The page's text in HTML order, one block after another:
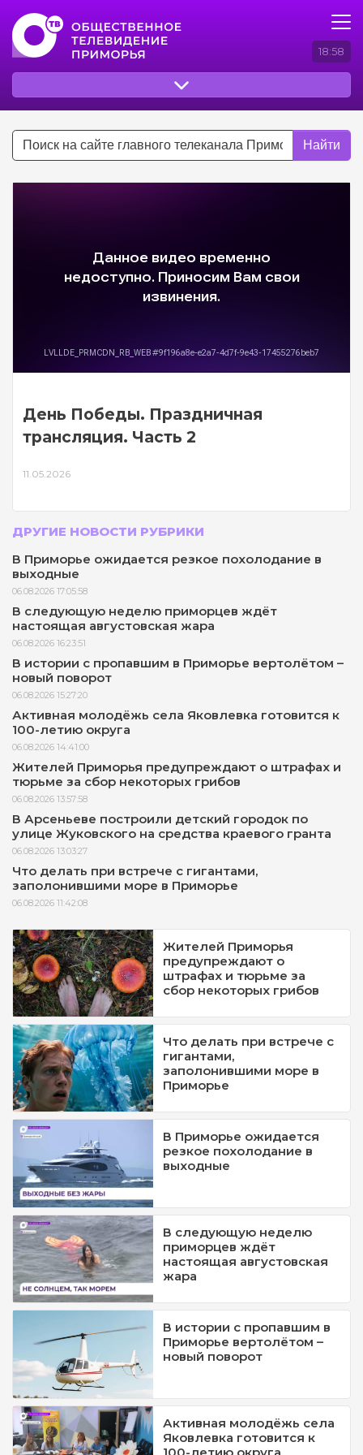
18:58
Найти
День Победы. Праздничная
трансляция. Часть 2
11.05.2026
ДРУГИЕ НОВОСТИ РУБРИКИ
В Приморье ожидается резкое похолодание в
выходные
06.08.2026 17:05:58
В следующую неделю приморцев ждёт
настоящая августовская жара
06.08.2026 16:23:51
В истории с пропавшим в Приморье вертолётом –
новый поворот
06.08.2026 15:27:20
Активная молодёжь села Яковлевка готовится к
100-летию округа
06.08.2026 14:41:00
Жителей Приморья предупреждают о штрафах и
тюрьме за сбор некоторых грибов
06.08.2026 13:57:58
В Арсеньеве построили детский городок по
улице Жуковского на средства краевого гранта
06.08.2026 13:03:27
Что делать при встрече с гигантами,
заполонившими море в Приморье
06.08.2026 11:42:08
Жителей Приморья
предупреждают о
штрафах и тюрьме за
сбор некоторых грибов
Что делать при встрече с
гигантами,
заполонившими море в
Приморье
В Приморье ожидается
резкое похолодание в
выходные
В следующую неделю
приморцев ждёт
настоящая августовская
жара
В истории с пропавшим в
Приморье вертолётом –
новый поворот
Активная молодёжь села
Яковлевка готовится к